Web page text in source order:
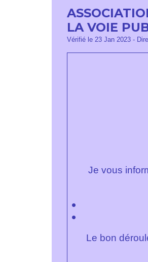
LA VOIE
Vérifié le 23 Jan 2023 -
Je vous
Le bon